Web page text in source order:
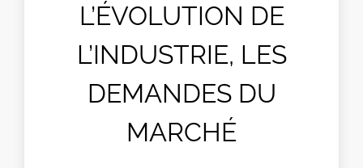
L’ÉVOLUTION DE
L’INDUSTRIE, LES
DEMANDES DU
MARCHÉ